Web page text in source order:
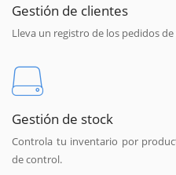
Gestión de clientes
Lleva un registro de los pedidos
Gestión de stock
Controla tu inventario por
de control.